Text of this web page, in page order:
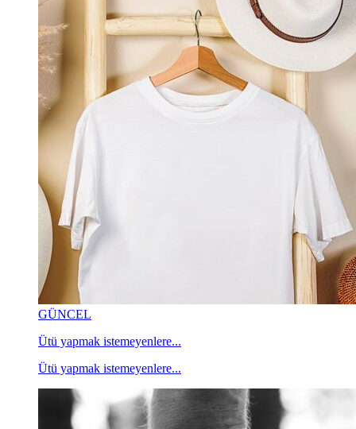
GÜNCEL
Ütü yapmak istemeyenlere...
Ütü yapmak istemeyenlere...